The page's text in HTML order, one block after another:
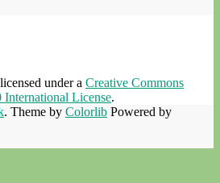
under a Creative Commons
License.
. Theme by Colorlib Powered by